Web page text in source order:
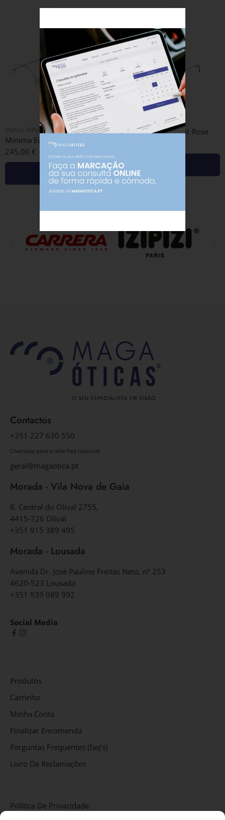
MINIMA
Minima Evo 22 – Rose Brillant
245,00 €
Adicionar
MINIMA
Minima H6 140a-noir Rose
Contactos
+351 227 630 550
Chamada para a rede fixa nacional
geral@magaotica.pt
Morada - Vila Nova de Gaia
R. Central do Olival 2755,
4415-726 Olival
+351 915 389 495
Morada - Lousada
Avenida Dr. José Paulino Freitas Neto, nº 253
4620-523 Lousada
+351 939 089 992
Social Media
Produtos
Carrinho
Minha Conta
Finalizar Encomenda
Perguntas Frequentes (faq’s)
Livro De Reclamações
Política De Privacidade